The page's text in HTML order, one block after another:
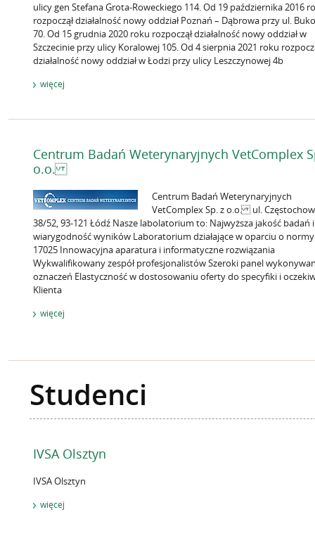
ulicy gen Stefana Grota-Roweckiego 114. Od 19 października 2016
rozpoczął działalność nowy oddział Poznań – Dąbrowa przy ul.
70. Od 15 grudnia 2020 roku rozpoczął działalność nowy oddział w
Szczecinie przy ulicy Koralowej 105. Od 4 sierpnia 2021 roku
działalność nowy oddział w Łodzi przy ulicy Leszczynowej 4b
więcej
Centrum Badań Weterynaryjnych VetComplex
o.o.
Centrum Badań Weterynaryjnych
VetComplex Sp. z o.o. ul.
38/52, 93-121 Łódź Nasze labolatorium to: Najwyższa jakość badań i
wiarygodność wyników Laboratorium działające w oparciu o normy
17025 Innowacyjna aparatura i informatyczne rozwiązania
Wykwalifikowany zespół profesjonalistów Szeroki panel
oznaczeń Elastyczność w dostosowaniu oferty do specyfiki i
Klienta
więcej
Studenci
IVSA Olsztyn
IVSA Olsztyn
więcej